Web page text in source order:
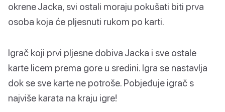
okrene Jacka, svi ostali moraju pokušati biti prva
osoba koja će pljesnuti rukom po karti.
Igrač koji prvi pljesne dobiva Jacka i sve ostale
karte licem prema gore u sredini. Igra se nastavlja
dok se sve karte ne potroše. Pobjeđuje igrač s
najviše karata na kraju igre!